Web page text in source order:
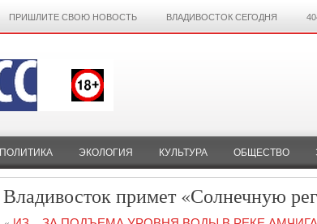
ПРИШЛИТЕ СВОЮ НОВОСТЬ ВЛАДИВОСТОК СЕГОДНЯ
ПОЛИТИКА ЭКОЛОГИЯ КУЛЬТУРА ОБЩЕСТВО
Владивосток примет «Солнечную